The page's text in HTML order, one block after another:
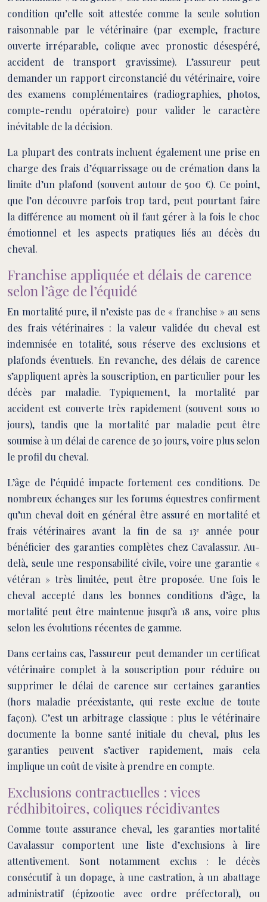
condition qu’elle soit attestée comme la seule solution
raisonnable par le vétérinaire (par exemple, fracture
ouverte irréparable, colique avec pronostic désespéré,
accident de transport gravissime). L’assureur peut
demander un rapport circonstancié du vétérinaire, voire
des examens complémentaires (radiographies, photos,
compte-rendu opératoire) pour valider le caractère
inévitable de la décision.
La plupart des contrats incluent également une prise en
charge des frais d’équarrissage ou de crémation dans la
limite d’un plafond (souvent autour de 500 €). Ce point,
que l’on découvre parfois trop tard, peut pourtant faire
la différence au moment où il faut gérer à la fois le choc
émotionnel et les aspects pratiques liés au décès du
cheval.
Franchise appliquée et délais de carence
selon l’âge de l’équidé
En mortalité pure, il n’existe pas de « franchise » au sens
des frais vétérinaires : la valeur validée du cheval est
indemnisée en totalité, sous réserve des exclusions et
plafonds éventuels. En revanche, des délais de carence
s’appliquent après la souscription, en particulier pour les
décès par maladie. Typiquement, la mortalité par
accident est couverte très rapidement (souvent sous 10
jours), tandis que la mortalité par maladie peut être
soumise à un délai de carence de 30 jours, voire plus selon
le profil du cheval.
L’âge de l’équidé impacte fortement ces conditions. De
nombreux échanges sur les forums équestres confirment
qu’un cheval doit en général être assuré en mortalité et
frais vétérinaires avant la fin de sa 13ᵉ année pour
bénéficier des garanties complètes chez Cavalassur. Au-
delà, seule une responsabilité civile, voire une garantie «
vétéran » très limitée, peut être proposée. Une fois le
cheval accepté dans les bonnes conditions d’âge, la
mortalité peut être maintenue jusqu’à 18 ans, voire plus
selon les évolutions récentes de gamme.
Dans certains cas, l’assureur peut demander un certificat
vétérinaire complet à la souscription pour réduire ou
supprimer le délai de carence sur certaines garanties
(hors maladie préexistante, qui reste exclue de toute
façon). C’est un arbitrage classique : plus le vétérinaire
documente la bonne santé initiale du cheval, plus les
garanties peuvent s’activer rapidement, mais cela
implique un coût de visite à prendre en compte.
Exclusions contractuelles : vices
rédhibitoires, coliques récidivantes
Comme toute assurance cheval, les garanties mortalité
Cavalassur comportent une liste d’exclusions à lire
attentivement. Sont notamment exclus : le décès
consécutif à un dopage, à une castration, à un abattage
administratif (épizootie avec ordre préfectoral), ou